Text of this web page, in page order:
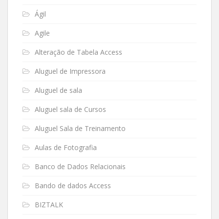
Ágil
Agile
Alteração de Tabela Access
Aluguel de Impressora
Aluguel de sala
Aluguel sala de Cursos
Aluguel Sala de Treinamento
Aulas de Fotografia
Banco de Dados Relacionais
Bando de dados Access
BIZTALK